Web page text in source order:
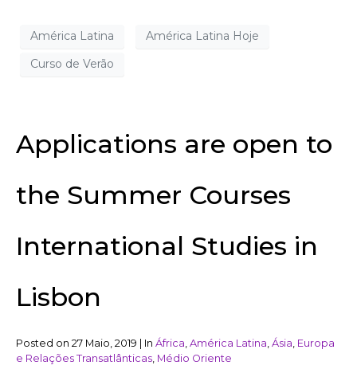
América Latina
América Latina Hoje
Curso de Verão
Applications are open to
the Summer Courses
International Studies in
Lisbon
Posted on 27 Maio, 2019 In África, América Latina, Ásia, Europa
e Relações Transatlânticas, Médio Oriente